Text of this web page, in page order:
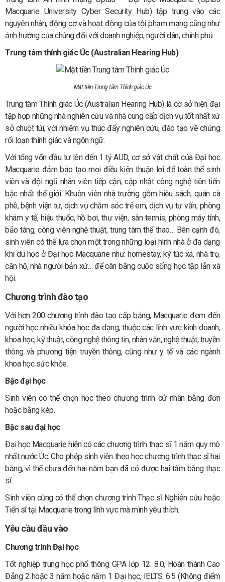
Macquarie University Cyber Security Hub) tập trung vào các
nguyên nhân, động cơ và hoạt động của tội phạm mạng cũng như
ảnh hưởng của chúng đối với doanh nghiệp, người dân, chính phủ.
Trung tâm thính giác Úc (Australian Hearing Hub)
Mặt tiền Trung tâm Thính giác Úc
Trung tâm Thính giác Úc (Australian Hearing Hub) là cơ sở hiện đại
tập hợp những nhà nghiên cứu và nhà cung cấp dịch vụ tốt nhất xứ
sở chuột túi, với nhiệm vụ thúc đẩy nghiên cứu, đào tạo về chứng
rối loạn thính giác và ngôn ngữ.
Với tổng vốn đầu tư lên đến 1 tỷ AUD, cơ sở vật chất của Đại học
Macquarie đảm bảo tạo mọi điều kiện thuận lợi để toàn thể sinh
viên và đội ngũ nhân viên tiếp cận, cập nhật công nghệ tiên tiến
bậc nhất thế giới. Khuôn viên nhà trường gồm hiệu sách, quán cà
phê, bệnh viện tư, dịch vụ chăm sóc trẻ em, dịch vụ tư vấn, phòng
khám y tế, hiệu thuốc, hồ bơi, thư viện, sân tennis, phòng máy tính,
bảo tàng, công viên nghệ thuật, trung tâm thể thao… Bên cạnh đó,
sinh viên có thể lựa chọn một trong những loại hình nhà ở đa dạng
khi du học ở Đại học Macquarie như: homestay, ký túc xá, nhà trọ,
căn hộ, nhà người bản xứ… để cân bằng cuộc sống học tập lẫn xã
hội.
Chương trình đào tạo
Với hơn 200 chương trình đào tạo cấp bằng, Macquarie đem đến
người học nhiều khóa học đa dạng, thuộc các lĩnh vực kinh doanh,
khoa học, kỹ thuật, công nghệ thông tin, nhân văn, nghệ thuật, truyền
thông và phương tiện truyền thông, cũng như y tế và các ngành
khoa học sức khỏe.
Bậc đại học
Sinh viên có thể chọn học theo chương trình cử nhân bằng đơn
hoặc bằng kép.
Bậc sau đại học
Đại học Macquarie hiện có các chương trình thạc sĩ 1 năm quy mô
nhất nước Úc. Cho phép sinh viên theo học chương trình thạc sĩ hai
bằng, vì thế chưa đến hai năm bạn đã có được hai tấm bằng thạc
sĩ.
Sinh viên cũng có thể chọn chương trình Thạc sĩ Nghiên cứu hoặc
Tiến sĩ tại Macquarie trong lĩnh vực mà mình yêu thích.
Yêu cầu đầu vào
Chương trình Đại học
Tốt nghiệp trung học phổ thông GPA lớp 12: 8.0, Hoàn thành Cao
Đẳng 2 hoặc 3 năm hoặc năm 1 Đại học, IELTS: 6.5 (Không điểm